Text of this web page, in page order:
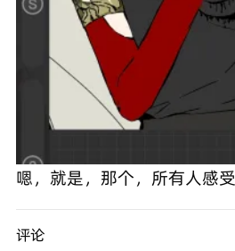
嗯，就是，那个，所有人感受
评论